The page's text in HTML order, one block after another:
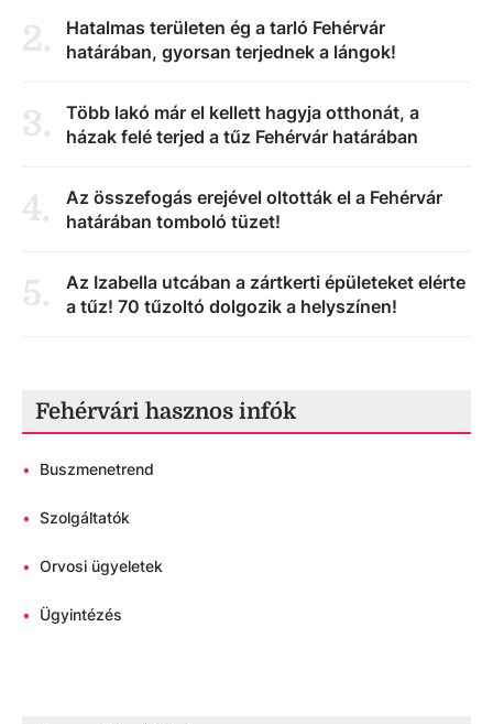
2.
Hatalmas területen ég a tarló Fehérvár
határában, gyorsan terjednek a lángok!
3.
Több lakó már el kellett hagyja otthonát, a
házak felé terjed a tűz Fehérvár határában
4.
Az összefogás erejével oltották el a Fehérvár
határában tomboló tüzet!
5.
Az Izabella utcában a zártkerti épületeket elérte
a tűz! 70 tűzoltó dolgozik a helyszínen!
Fehérvári hasznos infók
• Buszmenetrend
• Szolgáltatók
• Orvosi ügyeletek
• Ügyintézés